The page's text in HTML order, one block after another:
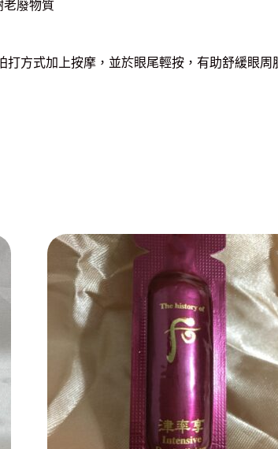
老廢物質
方式加上按摩，並於眼尾輕按，有助舒緩眼周